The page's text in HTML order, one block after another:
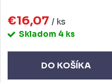
€16,07 / ks
Skladom 4 ks
DO KOŠÍKA